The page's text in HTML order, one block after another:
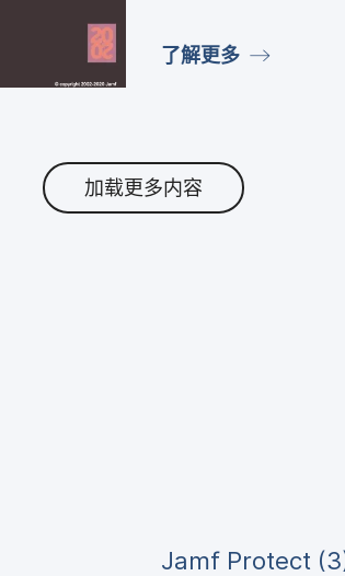
了解​更​多
加载更多内容
Jamf Protect (3